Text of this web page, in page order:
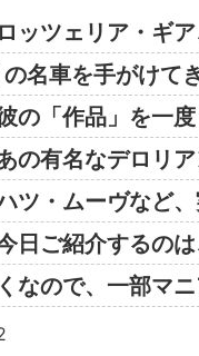
ッツェリア・ギ
名車を手がけて
の「作品」を一
の有名なデロリ
ツ・ムーヴなど
日ご紹介するの
なので、一部マ